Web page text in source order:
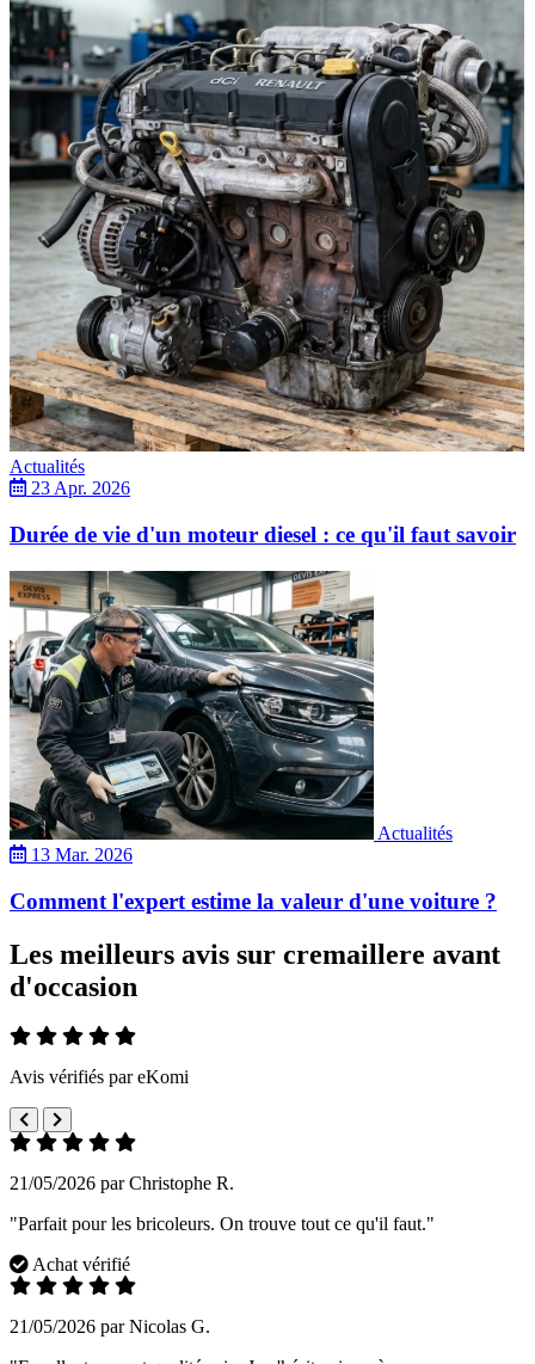
Actualités
23 Apr. 2026
Durée de vie d'un moteur diesel : ce qu'il faut savoir
Actualités
13 Mar. 2026
Comment l'expert estime la valeur d'une voiture ?
Les meilleurs avis sur cremaillere avant
d'occasion
Avis vérifiés par eKomi
21/05/2026 par Christophe R.
"Parfait pour les bricoleurs. On trouve tout ce qu'il faut."
Achat vérifié
21/05/2026 par Nicolas G.